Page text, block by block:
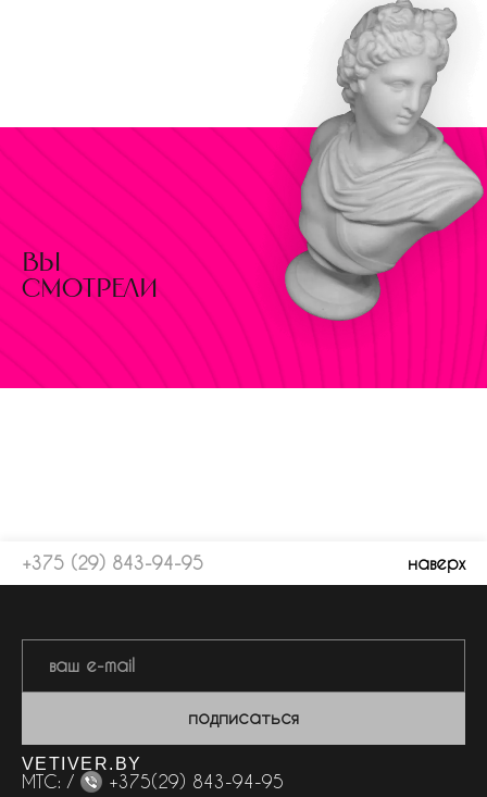
вы
смотрели
+375 (29) 843-94-95 наверх
подписаться
VETIVER.BY
МТС: /
+375(29) 843-94-95